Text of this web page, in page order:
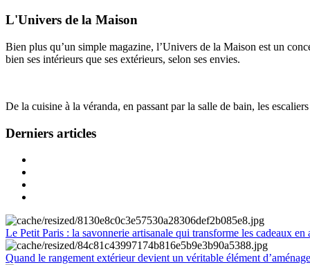
L'Univers de la Maison
Bien plus qu’un simple magazine, l’Univers de la Maison est un
bien ses intérieurs que ses extérieurs, selon ses envies.
De la cuisine à la véranda, en passant par la salle de bain, les
Derniers articles
Le Petit Paris : la savonnerie artisanale qui transforme les cadeaux en
Quand le rangement extérieur devient un véritable élément